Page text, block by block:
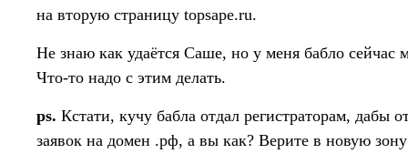
на вторую страницу topsape.ru.
Не знаю как удаётся Саше, но у меня бабло сейчас
Что-то надо с этим делать.
ps. Кстати, кучу бабла отдал регистраторам, дабы
заявок на домен .рф, а вы как? Верите в новую